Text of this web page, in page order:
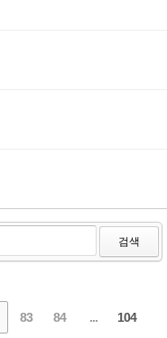
검색
83 84 ... 104